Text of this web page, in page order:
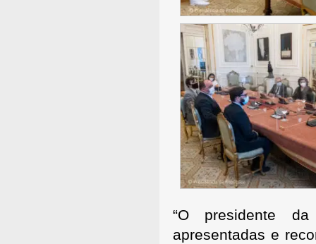
“O presidente
apresentadas e